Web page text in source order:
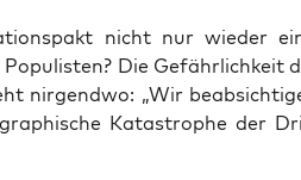
nicht nur wie­der
Die Gefähr­lich­keit
nir­gend­wo: „Wir
Kata­stro­phe der